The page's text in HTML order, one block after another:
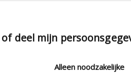
deel mijn
Alleen noodzakelijke